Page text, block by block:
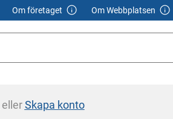
Om företaget Om Webbplatsen
ellerSkapa konto